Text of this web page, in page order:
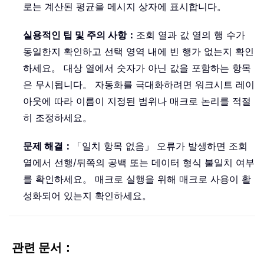
로는 계산된 평균을 메시지 상자에 표시합니다。
실용적인 팁 및 주의 사항： 조회 열과 값 열의 행 수가
동일한지 확인하고 선택 영역 내에 빈 행가 없는지 확인
하세요。 대상 열에서 숫자가 아닌 값을 포함하는 항목
은 무시됩니다。 자동화를 극대화하려면 워크시트 레이
아웃에 따라 이름이 지정된 범위나 매크로 논리를 적절
히 조정하세요。
문제 해결：
「일치 항목 없음」 오류가 발생하면 조회
열에서 선행/뒤쪽의 공백 또는 데이터 형식 불일치 여부
를 확인하세요。 매크로 실행을 위해 매크로 사용이 활
성화되어 있는지 확인하세요。
관련 문서：